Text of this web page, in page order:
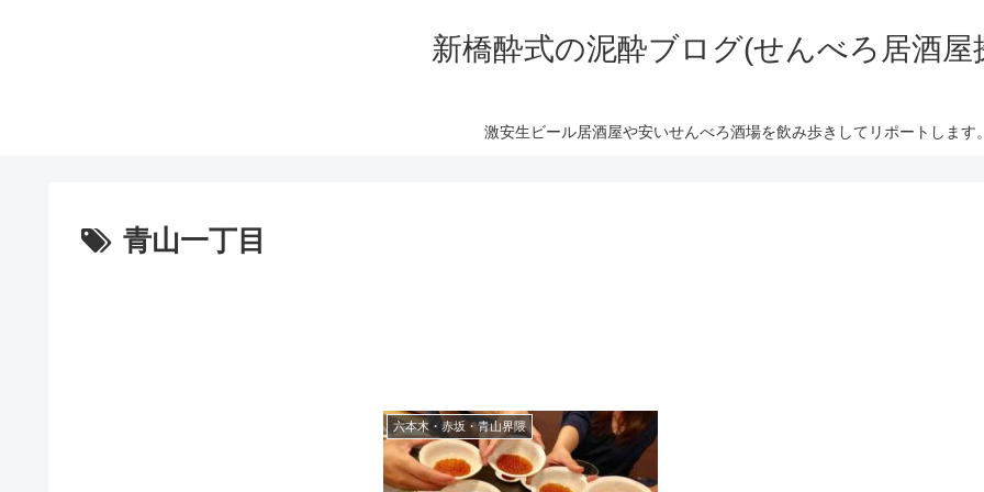
新橋酔式の泥酔ブログ(せんべろ居酒屋
激安生ビール居酒屋や安いせんべろ酒場を飲み歩きしてリポートします。
青山一丁目
六本木・赤坂・青山界隈